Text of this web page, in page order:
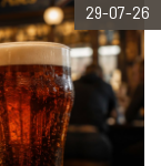
29-07-26